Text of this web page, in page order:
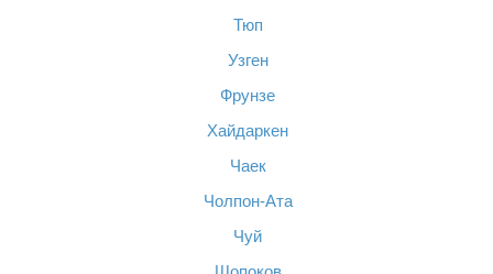
Тюп
Узген
Фрунзе
Хайдаркен
Чаек
Чолпон-Ата
Чуй